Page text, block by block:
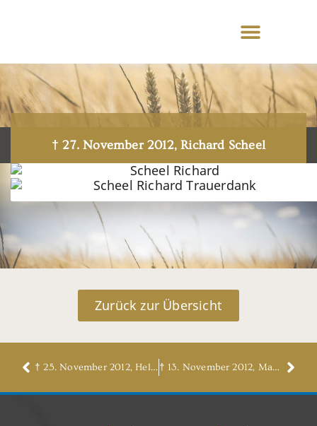
† 27. November 2012, Richard Scheel
Zurück zur Übersicht
† 25. November 2012, Helene Raschke, geb. Raffeck † 13. November 2012, Margot Sekerdick, geb. Schnurpfeil